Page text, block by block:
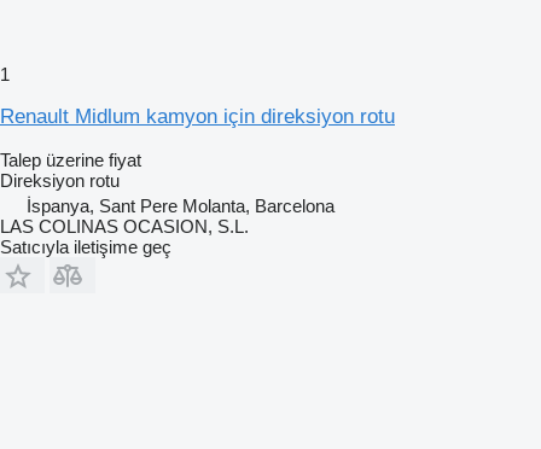
1
Renault Midlum kamyon için direksiyon rotu
Talep üzerine fiyat
Direksiyon rotu
İspanya, Sant Pere Molanta, Barcelona
LAS COLINAS OCASION, S.L.
Satıcıyla iletişime geç